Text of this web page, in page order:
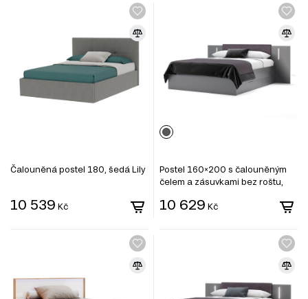
Čalouněná postel 180, šedá Lily
10 539 Kč
Postel 160×200 s čalouněným
čelem a zásuvkami bez roštu,
10 629 Kč